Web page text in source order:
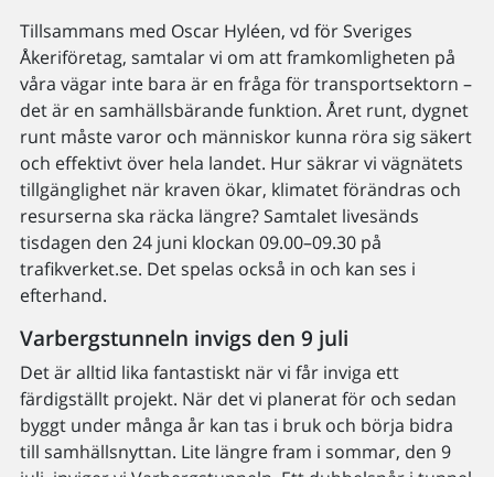
Tillsammans med Oscar Hyléen, vd för Sveriges
Åkeriföretag, samtalar vi om att framkomligheten på
våra vägar inte bara är en fråga för transportsektorn –
det är en samhällsbärande funktion. Året runt, dygnet
runt måste varor och människor kunna röra sig säkert
och effektivt över hela landet. Hur säkrar vi vägnätets
tillgänglighet när kraven ökar, klimatet förändras och
resurserna ska räcka längre? Samtalet livesänds
tisdagen den 24 juni klockan 09.00–09.30 på
trafikverket.se. Det spelas också in och kan ses i
efterhand.
Varbergstunneln invigs den 9 juli
Det är alltid lika fantastiskt när vi får inviga ett
färdigställt projekt. När det vi planerat för och sedan
byggt under många år kan tas i bruk och börja bidra
till samhällsnyttan. Lite längre fram i sommar, den 9